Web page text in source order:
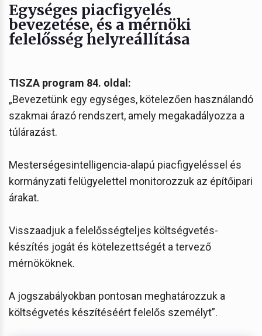
Egységes piacfigyelés
bevezetése, és a mérnöki
felelősség helyreállítása
TISZA program 84. oldal:
„Bevezetünk egy egységes, kötelezően használandó
szakmai árazó rendszert, amely megakadályozza a
túlárazást.
Mesterségesintelligencia-alapú piacfigyeléssel és
kormányzati felügyelettel monitorozzuk az építőipari
árakat.
Visszaadjuk a felelősségteljes költségvetés-
készítés jogát és kötelezettségét a tervező
mérnököknek.
A jogszabályokban pontosan meghatározzuk a
költségvetés készítéséért felelős személyt”.